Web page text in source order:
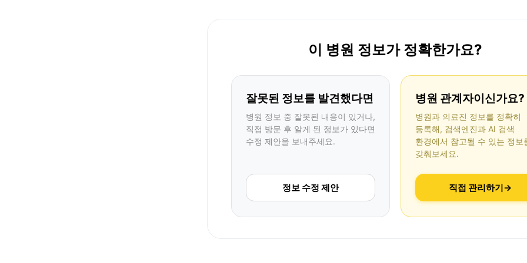
이 병원 정보가 정확한가요?
잘못된 정보를 발견했다면
병원 정보 중 잘못된 내용이 있거나,
직접 방문 후 알게 된 정보가 있다면
수정 제안을 보내주세요.
정보 수정 제안
병원 관계자이신가요?
병원과 의료진 정보를 정확히
등록해, 검색엔진과 AI 검색
환경에서 참고될 수 있는 정보
갖춰보세요.
직접 관리하기→